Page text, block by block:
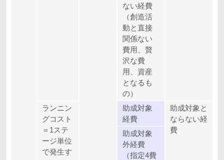
ない経費
（創造活
動と直接
関係ない
費用、贅
沢な費
用、資産
となるも
の）
ランニン
グコスト
＝1ステ
ージ単位
で発生す
助成対象
経費
助成対象と
ならない経
費
助成対象
外経費
（指定4費